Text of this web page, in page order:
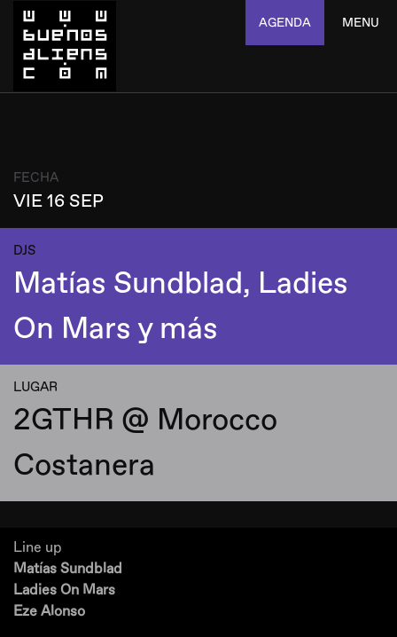
AGENDA MENU
FECHA
VIE 16 SEP
DJS
Matías Sundblad, Ladies
On Mars y más
LUGAR
2GTHR @ Morocco
Costanera
Line up
Matías Sundblad
Ladies On Mars
Eze Alonso